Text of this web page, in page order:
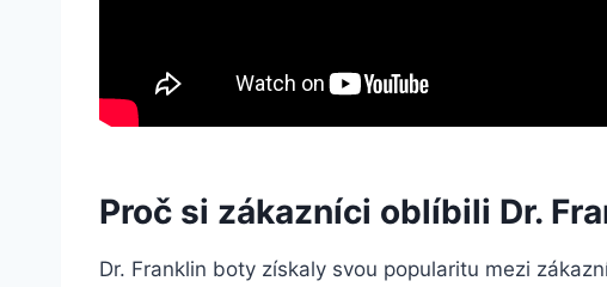
Proč si‍ zákazníci‌ oblíbili Dr.
Dr. ‌Franklin boty ‌získaly svou popularitu mezi